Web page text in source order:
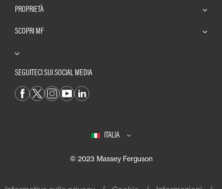
PROPRIETÀ
SCOPRI MF
SEGUITECI SUI SOCIAL MEDIA
ITALIA
© 2023 Massey Ferguson